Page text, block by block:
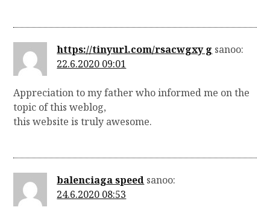
https://tinyurl.com/rsacwgxy g sanoo:
22.6.2020 09:01
Appreciation to my father who informed me on the
topic of this weblog,
this website is truly awesome.
balenciaga speed sanoo:
24.6.2020 08:53